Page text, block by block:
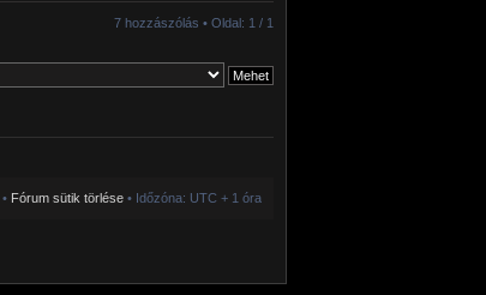
7 hozzászólás • Oldal: 1 / 1
• Fórum sütik törlése • Időzóna: UTC + 1 óra